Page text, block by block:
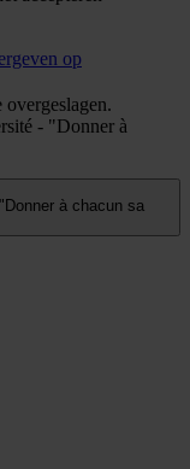
op
- "Donner à
à chacun sa